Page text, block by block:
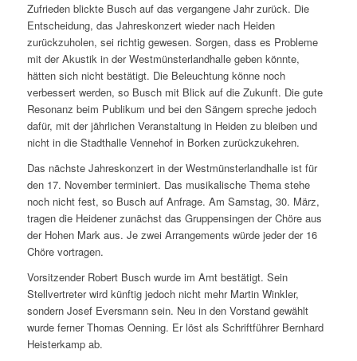
Zufrieden blickte Busch auf das vergangene Jahr zurück. Die
Entscheidung, das Jahreskonzert wieder nach Heiden
zurückzuholen, sei richtig gewesen. Sorgen, dass es Probleme
mit der Akustik in der Westmünsterlandhalle geben könnte,
hätten sich nicht bestätigt. Die Beleuchtung könne noch
verbessert werden, so Busch mit Blick auf die Zukunft. Die gute
Resonanz beim Publikum und bei den Sängern spreche jedoch
dafür, mit der jährlichen Veranstaltung in Heiden zu bleiben und
nicht in die Stadthalle Vennehof in Borken zurückzukehren.
Das nächste Jahreskonzert in der Westmünsterlandhalle ist für
den 17. November terminiert. Das musikalische Thema stehe
noch nicht fest, so Busch auf Anfrage. Am Samstag, 30. März,
tragen die Heidener zunächst das Gruppensingen der Chöre aus
der Hohen Mark aus. Je zwei Arrangements würde jeder der 16
Chöre vortragen.
Vorsitzender Robert Busch wurde im Amt bestätigt. Sein
Stellvertreter wird künftig jedoch nicht mehr Martin Winkler,
sondern Josef Eversmann sein. Neu in den Vorstand gewählt
wurde ferner Thomas Oenning. Er löst als Schriftführer Bernhard
Heisterkamp ab.